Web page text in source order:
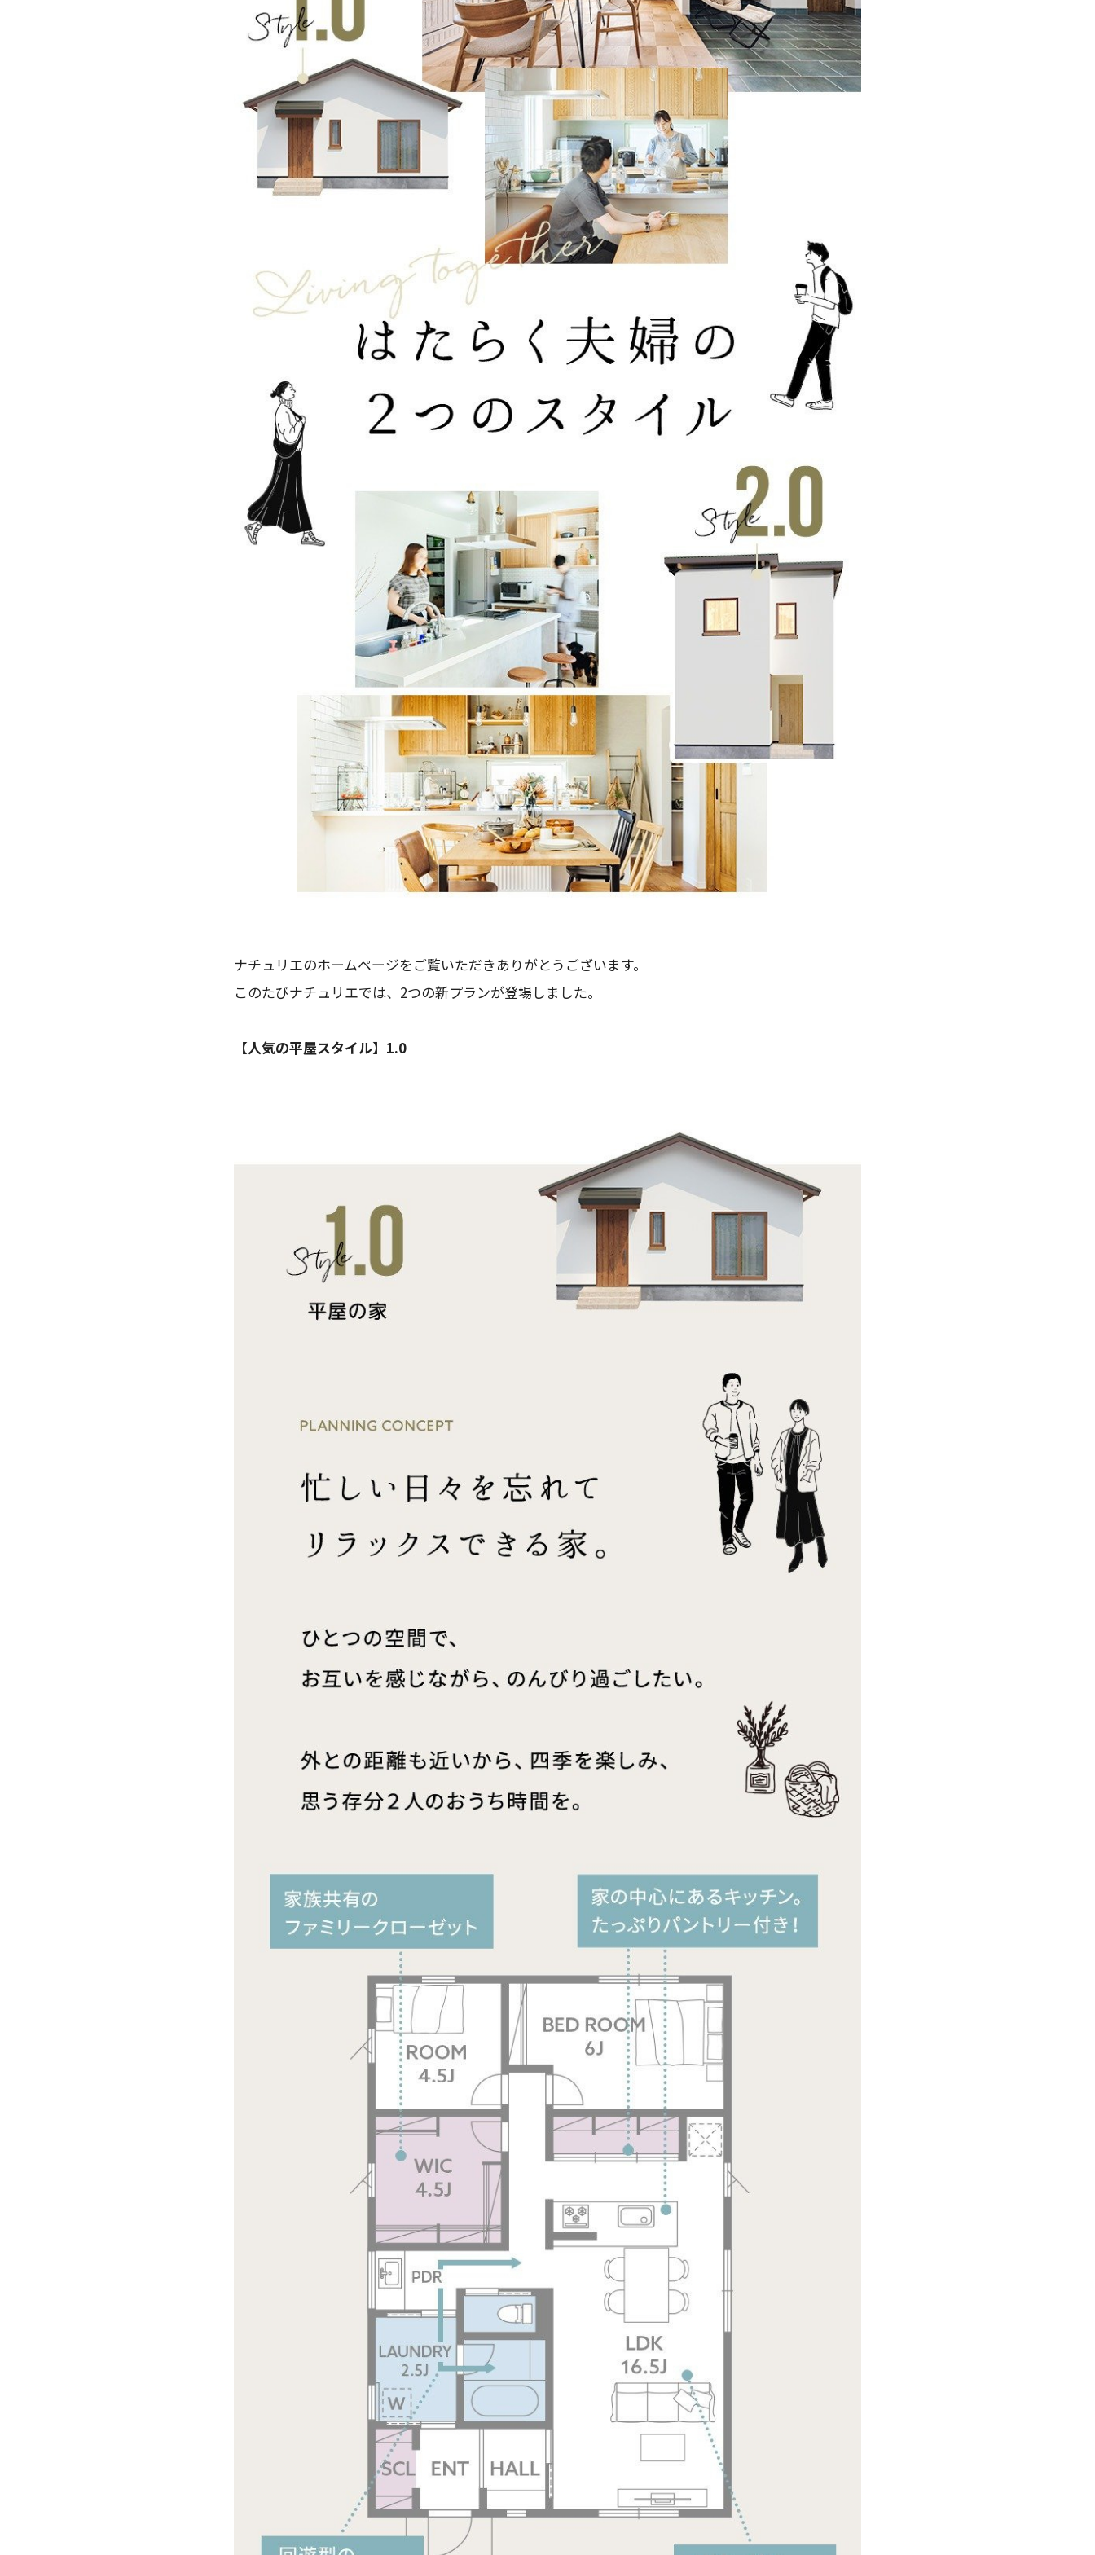
ナチュリエのホームページをご覧いただきありがとうございます。
このたびナチュリエでは、2つの新プランが登場しました。
【人気の平屋スタイル】1.0